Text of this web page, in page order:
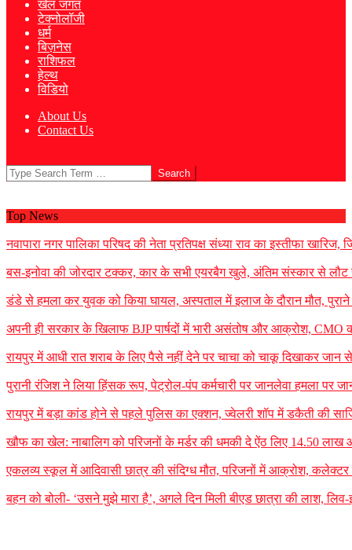
खेल जगत
टेक्नोलॉजी
धर्म
बिज़नेस
राशिफल
हेल्थ
विडियो
About Us
Contact Us
Search
Top News
नवापारा नगर पालिका परिषद की नेता प्रतिपक्ष संध्या राव का इस्तीफा
बस-इनोवा की जोरदार टक्कर, कार के सभी एयरबैग खुले, अंतिम संस्कार से लौट
डंडे से हमला कर युवक को किया घायल, अस्पताल में इलाज के दौरान मौत, पुराने
अपनी ही सरकार के खिलाफ BJP पार्षदों में भारी असंतोष और आक्रोश, CMO
रायपुर में आधी रात शराब के लिए पैसे नहीं देने पर चाचा को चाकू दिखाकर जान से
पुरानी रंजिश ने लिया हिंसक रूप, पेट्रोल-पंप कर्मचारी पर जानलेवा हमला पर
रायपुर में बड़ा कांड होने से पहले पुलिस का एक्शन, ज्वेलरी शॉप में डकैती की
खौफ का खेल: नाबालिग को परिजनों के मर्डर की धमकी दे ऐंठ लिए 14.50 लाख
एकलव्य स्कूल में आदिवासी छात्र की संदिग्ध मौत, परिजनों में आक्रोश, कलेक्टर ने
बहन को बोली- ‘उसने मुझे मारा है’, अगले दिन मिली बीएड छात्रा की लाश,